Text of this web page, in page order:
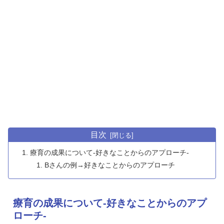
目次
療育の成果について-好きなことからのアプローチ-
Bさんの例→好きなことからのアプローチ
療育の成果について-好きなことからのアプ
ローチ-